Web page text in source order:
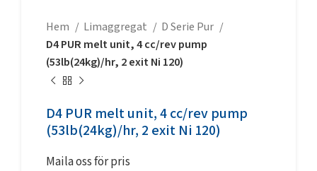
Hem Limaggregat
D Serie Pur
D4 PUR melt unit, 4 cc/rev pump
(53lb(24kg)/hr, 2 exit Ni 120)
D4 PUR melt unit, 4 cc/rev pump
(53lb(24kg)/hr, 2 exit Ni 120)
Maila oss för pris